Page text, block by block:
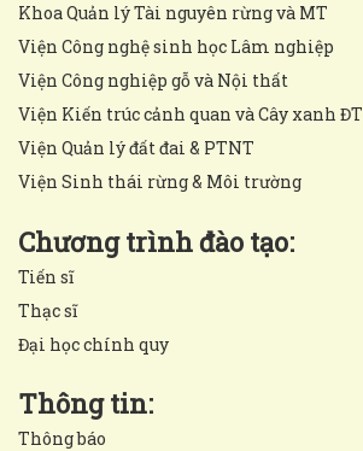
Khoa Quản lý Tài nguyên rừng và MT
Viện Công nghệ sinh học Lâm nghiệp
Viện Công nghiệp gỗ và Nội thất
Viện Kiến trúc cảnh quan và Cây xanh ĐT
Viện Quản lý đất đai & PTNT
Viện Sinh thái rừng & Môi trường
Chương trình đào tạo:
Tiến sĩ
Thạc sĩ
Đại học chính quy
Thông tin:
Thông báo